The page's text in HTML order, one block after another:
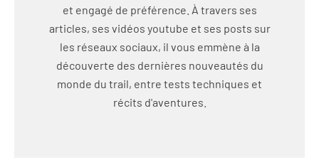
et engagé de préférence. À travers ses
articles, ses vidéos youtube et ses posts sur
les réseaux sociaux, il vous emmène à la
découverte des dernières nouveautés du
monde du trail, entre tests techniques et
récits d'aventures.